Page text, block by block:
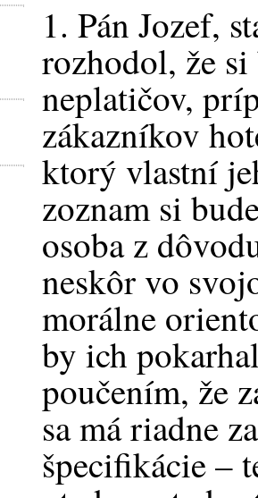
1. Pán Jozef,
rozhodol, že
neplatičov,
zákazníkov
ktorý vlastní
zoznam si
osoba z
neskôr vo
morálne
by ich
poučením, že
sa má riadne
špecifikácie –